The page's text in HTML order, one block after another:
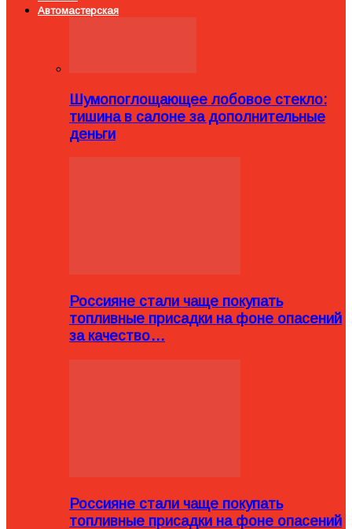
Автомастерская
Шумопоглощающее лобовое стекло:
тишина в салоне за дополнительные
деньги
Россияне стали чаще покупать
топливные присадки на фоне опасений
за качество…
Россияне стали чаще покупать
топливные присадки на фоне опасений